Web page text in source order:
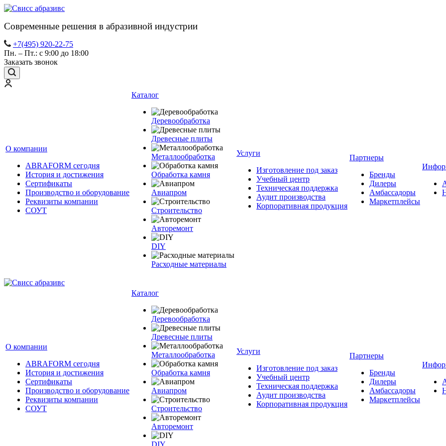
Современные решения в абразивной индустрии
+7(495) 920-22-75
Пн. – Пт.: с 9:00 до 18:00
Заказать звонок
О компании
ABRAFORM сегодня
История и достижения
Сертификаты
Производство и оборудование
Реквизиты компании
СОУТ
Каталог
Деревообработка
Древесные плиты
Металлообработка
Обработка камня
Авиапром
Строительство
Авторемонт
DIY
Расходные материалы
Услуги
Изготовление под заказ
Учебный центр
Техническая поддержка
Аудит производства
Корпоративная продукция
Партнеры
Бренды
Дилеры
Амбассадоры
Маркетплейсы
О компании
ABRAFORM сегодня
История и достижения
Сертификаты
Производство и оборудование
Реквизиты компании
СОУТ
Каталог
Деревообработка
Древесные плиты
Металлообработка
Обработка камня
Авиапром
Строительство
Авторемонт
DIY
Услуги
Изготовление под заказ
Учебный центр
Техническая поддержка
Аудит производства
Корпоративная продукция
Партнеры
Бренды
Дилеры
Амбассадоры
Маркетплейсы